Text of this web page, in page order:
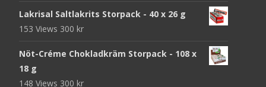
Lakrisal Saltlakrits Storpack - 40 x 26 g
153 Views 300 kr
Nöt-Créme Chokladkräm Storpack - 108 x
18 g
148 Views 300 kr